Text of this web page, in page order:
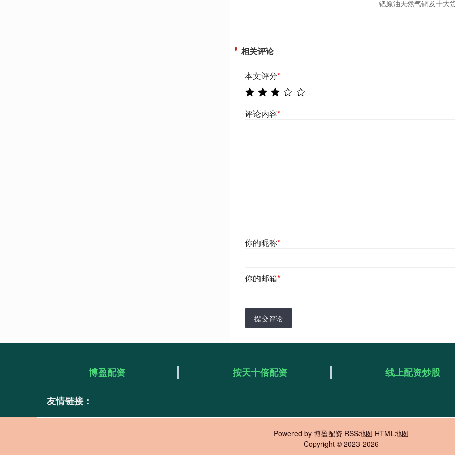
钯原油天然气铜及十大
相关评论
本文评分*
评论内容*
你的昵称*
你的邮箱*
提交评论
博盈配资 按天十倍配资 线上配资炒股
友情链接：
Powered by 博盈配资 RSS地图 HTML地图
Copyright © 2023-2026